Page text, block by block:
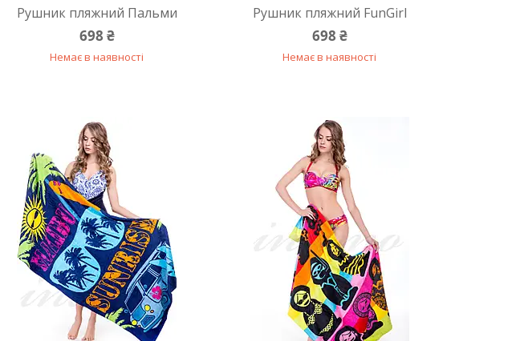
Рушник пляжний Пальми
698 ₴
Немає в наявності
Рушник пляжний FunGirl
698 ₴
Немає в наявності